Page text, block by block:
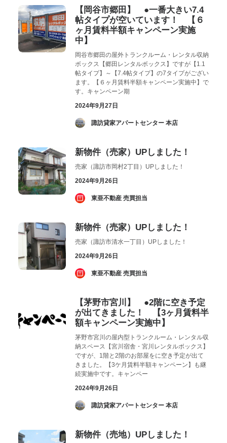
【岡谷市郷田】 ●一番大きい7.4
帖タイプが空いています！ 【６
ヶ月賃料半額キャンペーン実施
中】
岡谷市郷田の屋外トランクルーム・レンタル収納
ボックス【郷田レンタルボックス】ですが【1.1
帖タイプ】～【7.4帖タイプ】の7タイプがござい
ます。【６ヶ月賃料半額キャンペーン実施中】で
す。キャンペーン期
2024年9月27日
­ 諏訪貸家アパートセンター 本店
新物件（売家）UPしました！
売家（諏訪市岡村2丁目）UPしました！
2024年9月26日
­ 東亜不動産 売買担当
新物件（売家）UPしました！
売家（諏訪市清水一丁目）UPしました！
2024年9月26日
­ 東亜不動産 売買担当
【茅野市宮川】 ●2階に空き予定
が出てきました！ 【3ヶ月賃料半
額キャンペーン実施中】
茅野市宮川の屋内型トランクルーム・レンタル収
納スペース【宮川宿舎・宮川レンタルボックス】
ですが、1階と2階のお部屋をに空き予定が出て
きました。【3ケ月賃料半額キャンペーン】も継
続実施中です。キャンペー
2024年9月26日
­ 諏訪貸家アパートセンター 本店
新物件（売地）UPしました！